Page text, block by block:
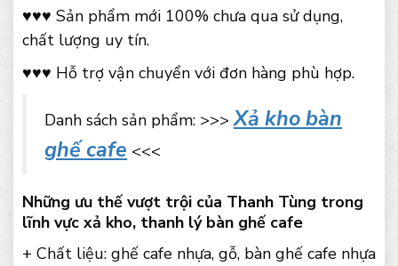
♥♥♥ Sản phẩm mới 100% chưa qua sử dụng,
chất lượng uy tín.
♥♥♥ Hỗ trợ vận chuyển với đơn hàng phù hợp.
Danh sách sản phẩm: >>>Xả kho bàn
ghế cafe <<<
Những ưu thế vượt trội của Thanh Tùng trong
lĩnh vực xả kho, thanh lý bàn ghế cafe
+ Chất liệu: ghế cafe nhựa, gỗ, bàn ghế cafe nhựa